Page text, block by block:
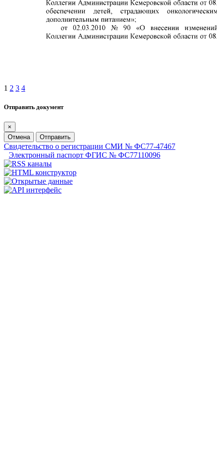
1 2 3 4
Отправить документ
×
Отмена
Отправить
Свидетельство о регистрации СМИ № ФС77-47467
Электронный паспорт ФГИС № ФС77110096